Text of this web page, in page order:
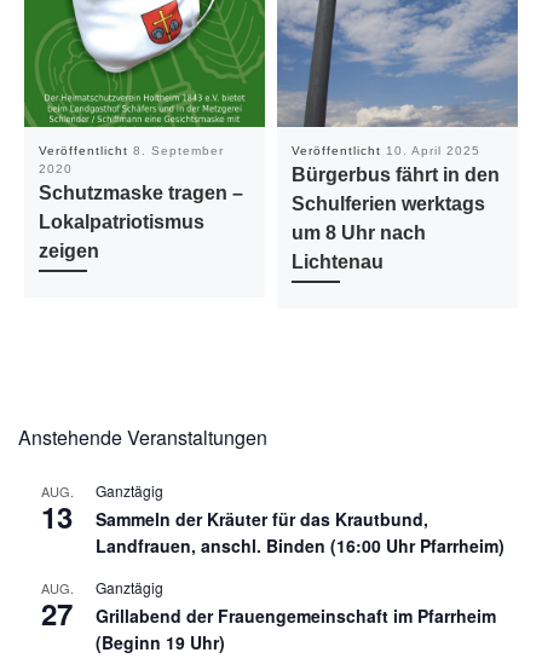
Veröffentlicht 8. September
2020
Schutzmaske tragen –
Lokalpatriotismus
zeigen
Veröffentlicht 10. April 2025
Bürgerbus fährt in den
Schulferien werktags
um 8 Uhr nach
Lichtenau
Anstehende Veranstaltungen
AUG.
13
Ganztägig
Sammeln der Kräuter für das Krautbund,
Landfrauen, anschl. Binden (16:00 Uhr Pfarrheim)
AUG.
27
Ganztägig
Grillabend der Frauengemeinschaft im Pfarrheim
(Beginn 19 Uhr)